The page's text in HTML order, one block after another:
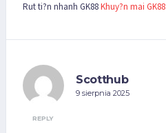
Rut ti?n nhanh GK88Khuy?n mai GK88
Scotthub
9 sierpnia 2025
REPLY